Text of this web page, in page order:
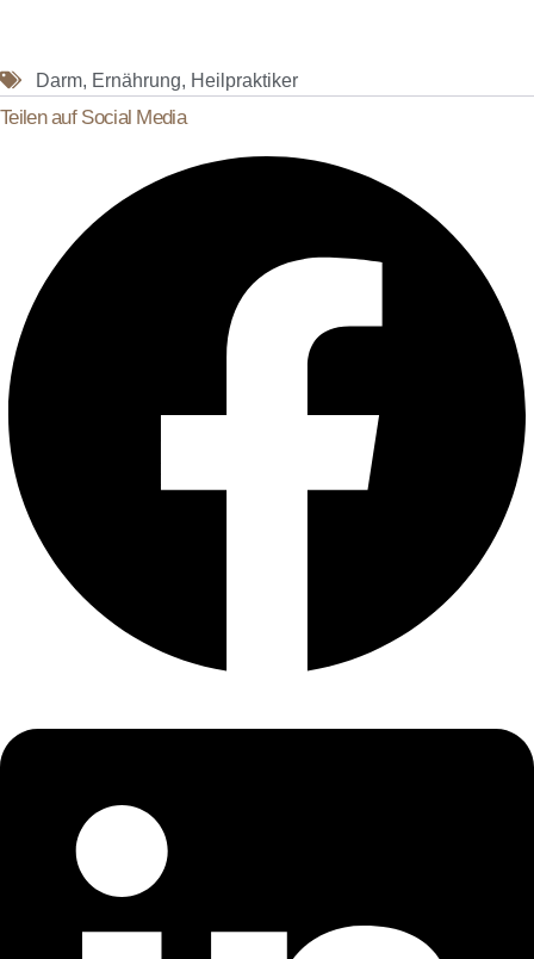
Darm, Ernährung, Heilpraktiker
Teilen auf Social Media